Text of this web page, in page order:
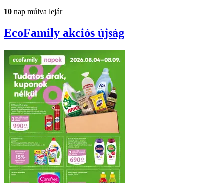
10 nap múlva lejár
EcoFamily akciós újság